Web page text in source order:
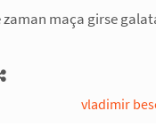
maça girse
vladimir